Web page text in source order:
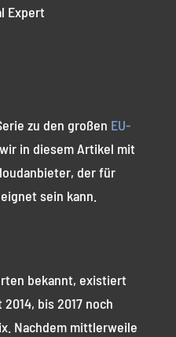
Expert
zu den großen EU-
in diesem Artikel mit
der für
sein kann.
bekannt, existiert
bis 2017 noch
Nachdem mittlerweile